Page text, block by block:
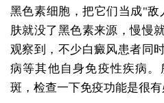
黑色素细胞，把它们当成"
肤就没了黑色素来源，慢慢
观察到，不少白癜风患者同
病等其他自身免疫性疾病
斑，检查一下免疫功能是很有